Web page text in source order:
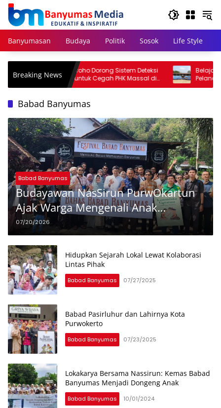
Langsung
konten
Banyumasan Budaya Politik Sosok Life Style
Breaking News
Setya Arinugroho Dorong Sistem Deteksi
Dini Industri untuk Cegah PHK Massal di
Jawa Tengah
Belajar
Pelana, Siswa SMP
Outing Berkuda
Babad Banyumas
Babad Banyumas
Budayawan NasSirun PurwOkartun
Ajak Warga Mengenali Anak
Keturunan Pendiri Banyumas
07/20/2026
Hidupkan Sejarah Lokal Lewat Kolaborasi
Lintas Pihak
Babad Banyumas 07/27/2025
Babad Pasirluhur dan Lahirnya Kota
Purwokerto
Babad Banyumas 07/23/2025
Lokakarya Bersama Nassirun: Kemas Babad
Banyumas Menjadi Dongeng Anak
Babad Banyumas 10/01/2024